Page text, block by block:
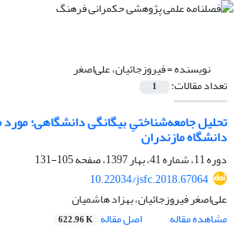
نویسنده =فیروزجائیان، علی‌اصغر
تعداد مقالات: 1
تحلیل جامعه‌شناختیِ بیگانگی دانشگاهی؛ مورد
دانشگاه مازندران
دوره 11، شماره 41، بهار 1397، صفحه
105-131
10.22034/jsfc.2018.67064
علی‌اصغر فیروزجائیان، بهزاد هاشمیان
مشاهده مقاله
اصل مقاله 622.96 K